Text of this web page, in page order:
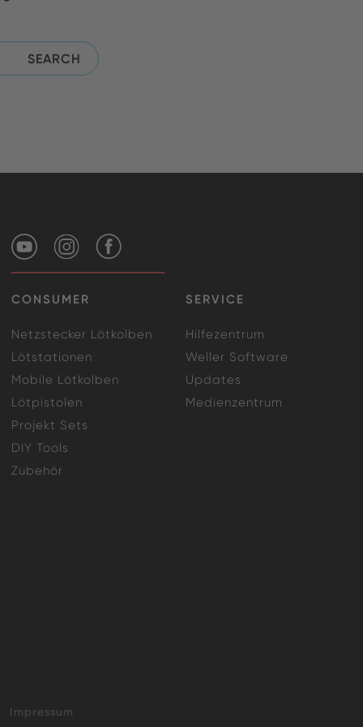
CONSUMER SERVICE
Netzstecker Lötkolben
Lötstationen
Mobile Lötkolben
Lötpistolen
Projekt Sets
DIY Tools
Zubehör
Hilfezentrum
Weller Software
Updates
Medienzentrum
Impressum